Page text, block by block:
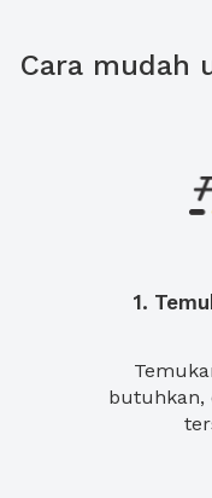
Cara mudah
1.
butuhkan,